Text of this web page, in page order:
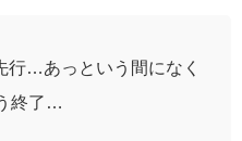
行…あっという間になく
終了…